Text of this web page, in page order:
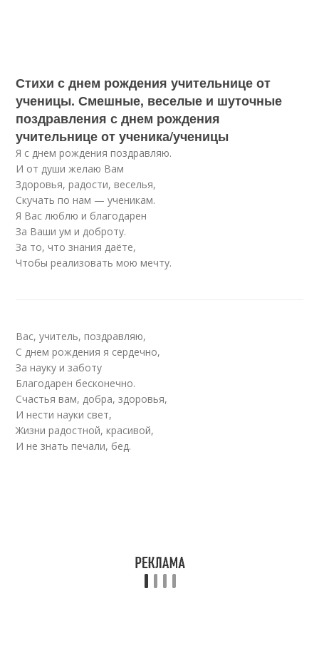
Стихи с днем рождения учительнице от
ученицы. Смешные, веселые и шуточные
поздравления с днем рождения
учительнице от ученика/ученицы
Я с днем рождения поздравляю.
И от души желаю Вам
Здоровья, радости, веселья,
Скучать по нам — ученикам.
Я Вас люблю и благодарен
За Ваши ум и доброту.
За то, что знания даёте,
Чтобы реализовать мою мечту.
Вас, учитель, поздравляю,
С днем рождения я сердечно,
За науку и заботу
Благодарен бесконечно.
Счастья вам, добра, здоровья,
И нести науки свет,
Жизни радостной, красивой,
И не знать печали, бед.